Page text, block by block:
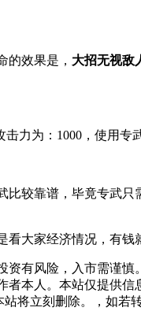
的效果是， 大招无视敌
力为：1000，使用
较靠谱，毕竟专武
大家经济情况，有
有风险，入市需谨
本人。本站仅提供
将立刻删除。，如若